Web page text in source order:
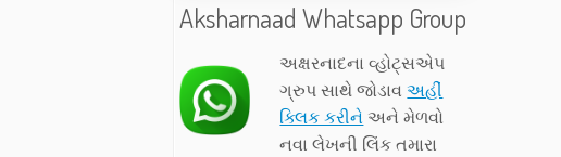
Aksharnaad Whatsapp Group
અક્ષરનાદના વ્હોટ્સએપ
ગ્રુપ સાથે જોડાવઅહીં
ક્લિક કરીને અને મેળવો
નવા લેખની લિંક તમારા